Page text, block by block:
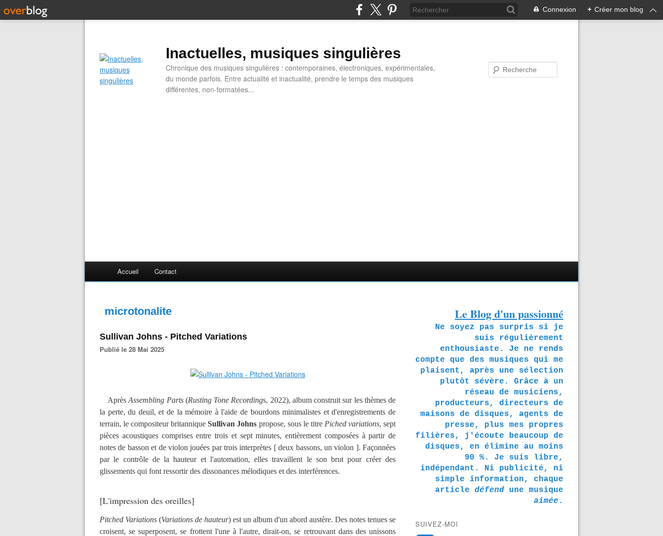
Connexion + Créer mon blog
Inactuelles, musiques singulières
Chronique des musiques singulières : contemporaines, électroniques, expérimentales,
du monde parfois. Entre actualité et inactualité, prendre le temps des musiques
différentes, non-formatées...
Accueil Contact
microtonalite
Sullivan Johns - Pitched Variations
Publié le 28 Mai 2025
AprèsAssembling Parts(Rusting Tone Recordings, 2022), album construit sur les thèmes de
la perte, du deuil, et de la mémoire à l'aide de bourdons minimalistes et d'enregistrements de
terrain, le compositeur britanniqueSullivan Johns propose, sous le titre Piched variations, sept
pièces acoustiques comprises entre trois et sept minutes, entièrement composées à partir de
notes de basson et de violon jouées par trois interprètes [ deux bassons, un violon ]. Façonnées
par le contrôle de la hauteur et l'automation, elles travaillent le son brut pour créer des
glissements qui font ressortir des dissonances mélodiques et des interférences.
[L'impression des oreilles]
Pitched Variations (Variations de hauteur) est un album d'un abord austère. Des notes tenues se
croisent, se superposent, se frottent l'une à l'autre, dirait-on, se retrouvant dans des unissons
Le Blog d'un passionné
Ne soyez pas surpris si je
suis régulièrement
enthousiaste. Je ne rends
compte que des musiques qui me
plaisent, après une sélection
plutôt sévère. Grâce à un
réseau de musiciens,
producteurs, directeurs de
maisons de disques, agents de
presse, plus mes propres
filières, j'écoute beaucoup de
disques, en élimine au moins
90 %. Je suis libre,
indépendant. Ni publicité, ni
simple information, chaque
article défend une musique
aimée .
SUIVEZ-MOI